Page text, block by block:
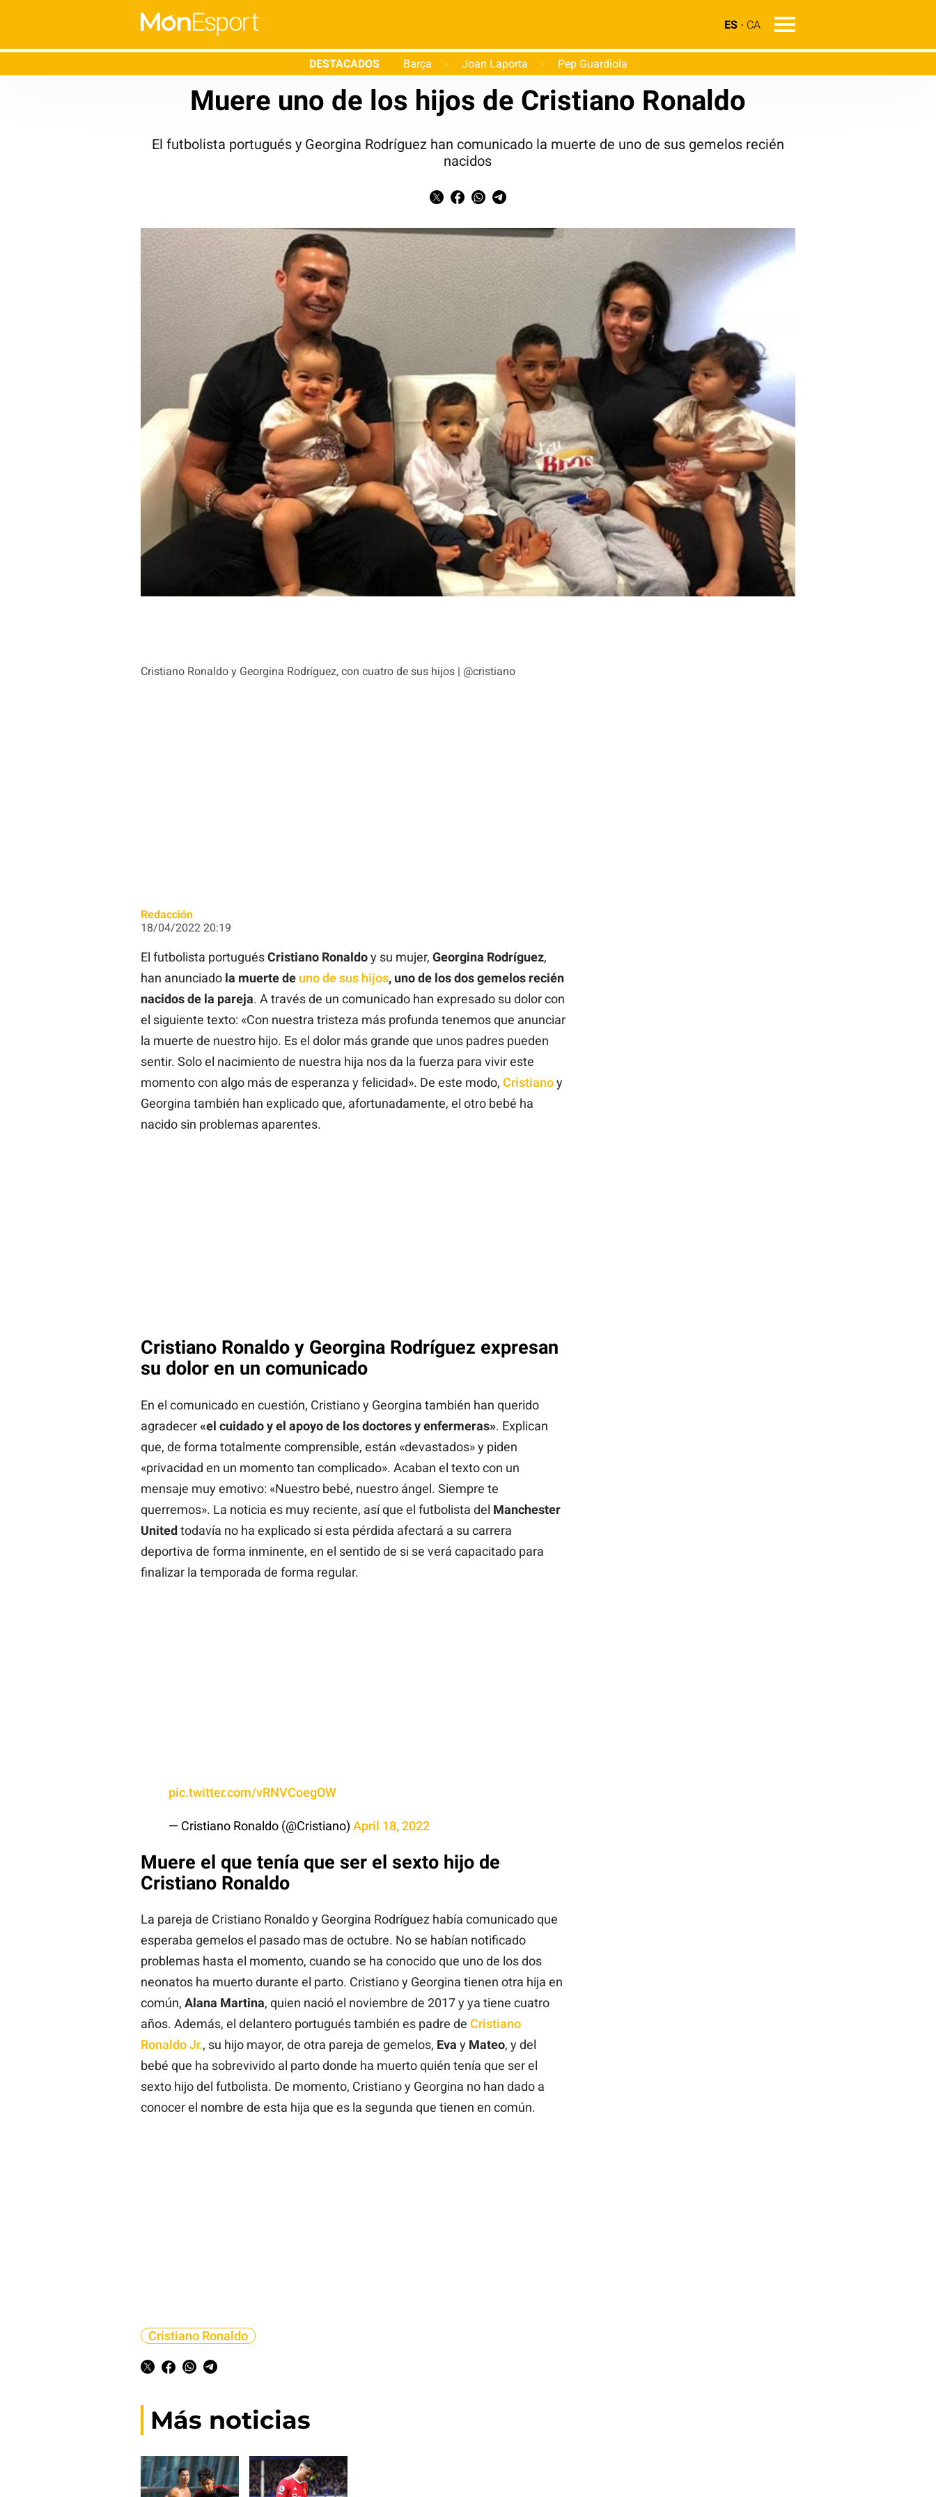
ES CA
DESTACADOS Barça · Joan Laporta · Pep Guardiola
Cristiano Ronaldo y Georgina Rodríguez, con cuatro de sus hijos | @cristiano
Fútbol
Muere uno de los hijos de Cristiano Ronaldo
El futbolista portugués y Georgina Rodríguez han comunicado la muerte de uno de sus gemelos recién
nacidos
Redacción
18/04/2022 20:19
El futbolista portuguésCristiano Ronaldoy su mujer, Georgina Rodríguez,
han anunciado la muerte de uno de sus hijos, uno de los dos gemelos recién
nacidos de la pareja. A través de un comunicado han expresado su dolor con
el siguiente texto: «Con nuestra tristeza más profunda tenemos que anunciar
la muerte de nuestro hijo. Es el dolor más grande que unos padres pueden
sentir. Solo el nacimiento de nuestra hija nos da la fuerza para vivir este
momento con algo más de esperanza y felicidad». De este modo, Cristianoy
Georgina también han explicado que, afortunadamente, el otro bebé ha
nacido sin problemas aparentes.
Cristiano Ronaldo y Georgina Rodríguez expresan
su dolor en un comunicado
En el comunicado en cuestión, Cristiano y Georgina también han querido
agradecer«el cuidado y el apoyo de los doctores y enfermeras». Explican
que, de forma totalmente comprensible, están «devastados» y piden
«privacidad en un momento tan complicado». Acaban el texto con un
mensaje muy emotivo: «Nuestro bebé, nuestro ángel. Siempre te
querremos». La noticia es muy reciente, así que el futbolista del Manchester
Unitedtodavía no ha explicado si esta pérdida afectará a su carrera
deportiva de forma inminente, en el sentido de si se verá capacitado para
finalizar la temporada de forma regular.
pic.twitter.com/vRNVCoegOW
— Cristiano Ronaldo (@Cristiano) April 18, 2022
Muere el que tenía que ser el sexto hijo de
Cristiano Ronaldo
La pareja de Cristiano Ronaldo y Georgina Rodríguez había comunicado que
esperaba gemelos el pasado mas de octubre. No se habían notificado
problemas hasta el momento, cuando se ha conocido que uno de los dos
neonatos ha muerto durante el parto. Cristiano y Georgina tienen otra hija en
común, Alana Martina, quien nació el noviembre de 2017 y ya tiene cuatro
años. Además, el delantero portugués también es padre de Cristiano
Ronaldo Jr., su hijo mayor, de otra pareja de gemelos, Eva y Mateo, y del
bebé que ha sobrevivido al parto donde ha muerto quién tenía que ser el
sexto hijo del futbolista. De momento, Cristiano y Georgina no han dado a
conocer el nombre de esta hija que es la segunda que tienen en común.
Cristiano Ronaldo
Más noticias